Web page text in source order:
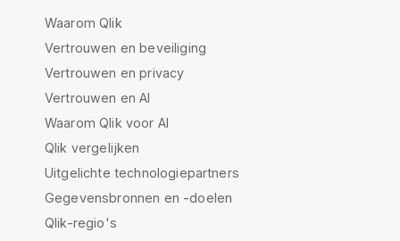
Waarom Qlik
Vertrouwen en beveiliging
Vertrouwen en privacy
Vertrouwen en AI
Waarom Qlik voor AI
Qlik vergelijken
Uitgelichte technologiepartners
Gegevensbronnen en -doelen
Qlik-regio's